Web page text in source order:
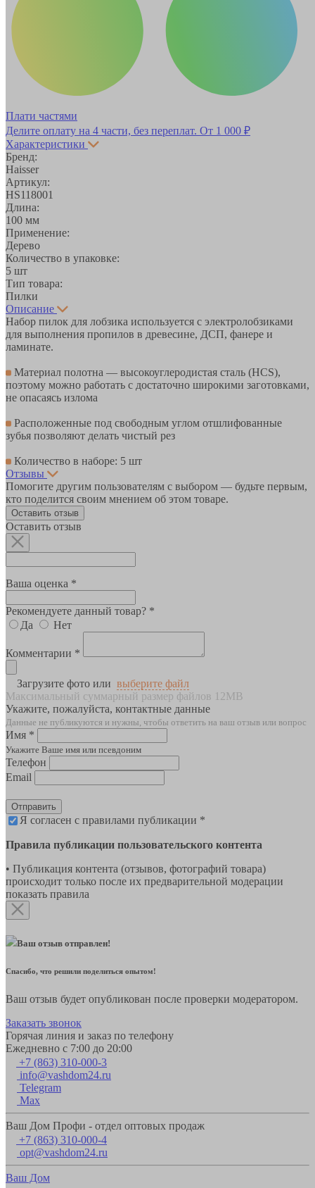
Плати частями
Делите оплату на 4 части, без переплат. От 1 000 ₽
Характеристики
Бренд:
Haisser
Артикул:
HS118001
Длина:
100 мм
Применение:
Дерево
Количество в упаковке:
5 шт
Тип товара:
Пилки
Описание
Набор пилок для лобзика используется с электролобзиками
для выполнения пропилов в древесине, ДСП, фанере и
ламинате.
Материал полотна — высокоуглеродистая сталь (HCS),
поэтому можно работать с достаточно широкими заготовками,
не опасаясь излома
Расположенные под свободным углом отшлифованные
зубья позволяют делать чистый рез
Количество в наборе: 5 шт
Отзывы
Помогите другим пользователям с выбором — будьте первым,
кто поделится своим мнением об этом товаре.
Оставить отзыв
Оставить отзыв
Ваша оценка *
Рекомендуете данный товар? *
Да
Нет
Комментарии *
Загрузите фото или выберите файл
Максимальный суммарный размер файлов 12MB
Укажите, пожалуйста, контактные данные
Данные не публикуются и нужны, чтобы ответить на ваш отзыв или вопрос
Имя *
Укажите Ваше имя или псевдоним
Телефон
Email
Отправить
Я согласен с правилами публикации *
Правила публикации пользовательского контента
• Публикация контента (отзывов, фотографий товара)
происходит только после их предварительной модерации
показать правила
Ваш отзыв отправлен!
Спасибо, что решили поделиться опытом!
Ваш отзыв будет опубликован после проверки модератором.
Заказать звонок
Горячая линия и заказ по телефону
Ежедневно с 7:00 до 20:00
+7 (863) 310-000-3
info@vashdom24.ru
Telegram
Max
Ваш Дом Профи - отдел оптовых продаж
+7 (863) 310-000-4
opt@vashdom24.ru
Ваш Дом